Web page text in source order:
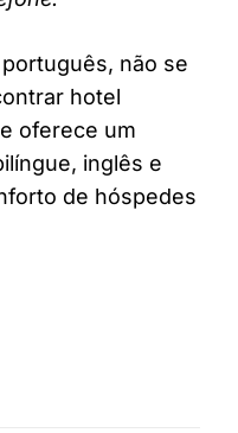
não se
hotel
oferece um
inglês e
de hóspedes